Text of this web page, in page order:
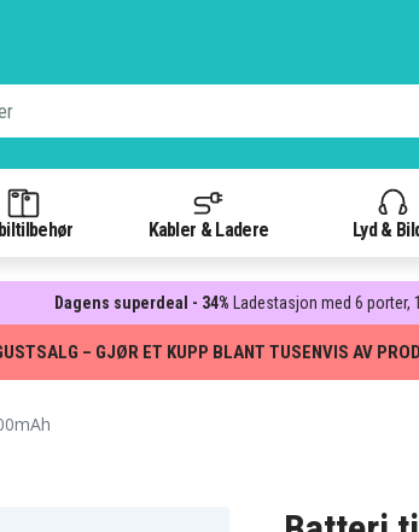
Kabler & Ladere Lyd &
Dagens superdeal - 34% Ladestasjon med 6 porter,
– GJØR ET KUPP BLANT TUSENVIS AV